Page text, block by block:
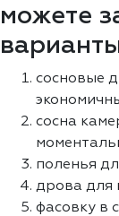
можете
сосновые
сосна
поленья
дрова для
фасовку в